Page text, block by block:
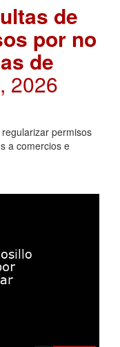
de
por no
de
2026
permisos
a comercios e